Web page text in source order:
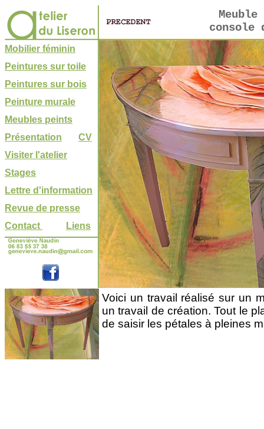
console
Mobilier féminin
Peintures sur toile
Peintures sur bois
Peinture murale
Meubles peints
Présentation
CV
Visiter l'atelier
Stages
Lettre d'information
Revue de presse
Contact
Liens
Voici un travail réalisé sur un
un travail de création. Tout le
de saisir les pétales à pleines